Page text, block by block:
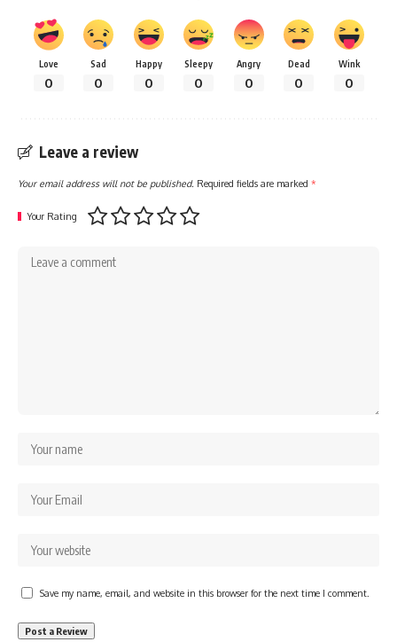
Love
0
Sad
0
Happy
0
Sleepy
0
Angry
0
Dead
0
Wink
0
Leave a review
Your email address will not be published. Required fields are marked *
Your Rating
Save my name, email, and website in this browser for the next time I comment.